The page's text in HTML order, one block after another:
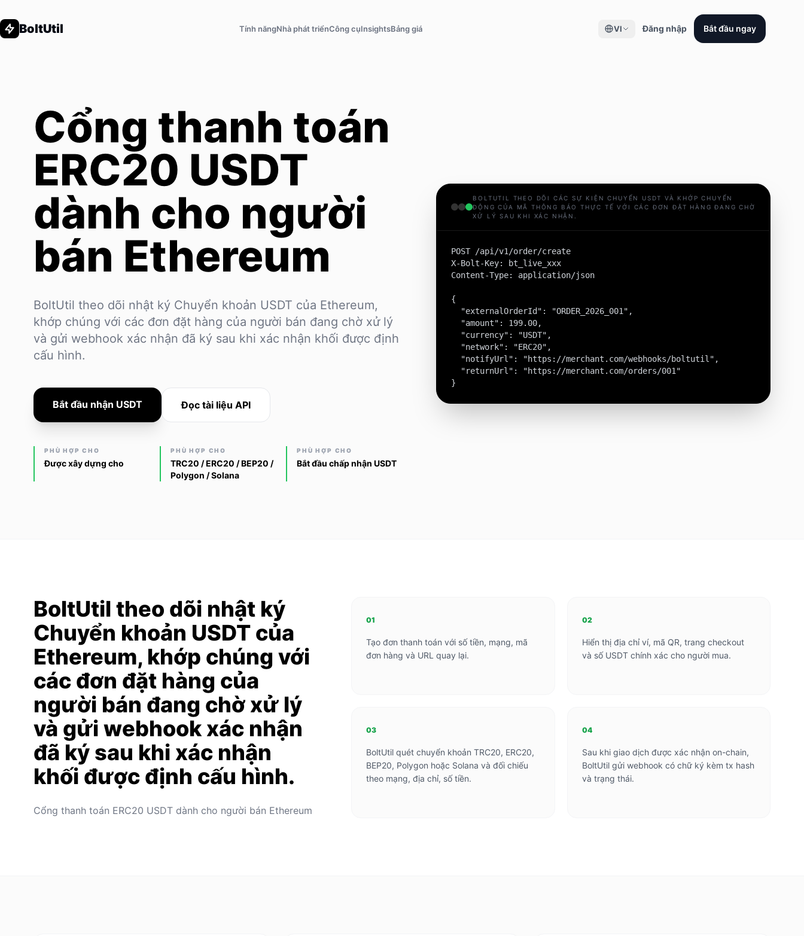
BoltUtil Tính năngNhà phát triểnCông cụInsightsBảng giá VI Đăng nhập Bắt đầu ngay
Cổng thanh toán
ERC20 USDT
dành cho người
bán Ethereum
BoltUtil theo dõi nhật ký Chuyển khoản USDT của Ethereum,
khớp chúng với các đơn đặt hàng của người bán đang chờ xử lý
và gửi webhook xác nhận đã ký sau khi xác nhận khối được định
cấu hình.
Bắt đầu nhận USDT Đọc tài liệu API
PHÙ HỢP CHO
Được xây dựng cho
PHÙ HỢP CHO
TRC20 / ERC20 / BEP20 /
Polygon / Solana
PHÙ HỢP CHO
Bắt đầu chấp nhận USDT
BOLTUTIL THEO DÕI CÁC SỰ KIỆN CHUYỂN USDT VÀ KHỚP CHUYỂN
ĐỘNG CỦA MÃ THÔNG BÁO THỰC TẾ VỚI CÁC ĐƠN ĐẶT HÀNG ĐANG CHỜ
XỬ LÝ SAU KHI XÁC NHẬN.
POST /api/v1/order/create
X-Bolt-Key: bt_live_xxx
Content-Type: application/json
{
  "externalOrderId": "ORDER_2026_001",
  "amount": 199.00,
  "currency": "USDT",
  "network": "ERC20",
  "notifyUrl": "https://merchant.com/webhooks/boltutil",
  "returnUrl": "https://merchant.com/orders/001"
}
BoltUtil theo dõi nhật ký
Chuyển khoản USDT của
Ethereum, khớp chúng với
các đơn đặt hàng của
người bán đang chờ xử lý
và gửi webhook xác nhận
đã ký sau khi xác nhận
khối được định cấu hình.
Cổng thanh toán ERC20 USDT dành cho người bán Ethereum
01
Tạo đơn thanh toán với số tiền, mạng, mã
đơn hàng và URL quay lại.
02
Hiển thị địa chỉ ví, mã QR, trang checkout
và số USDT chính xác cho người mua.
03
BoltUtil quét chuyển khoản TRC20, ERC20,
BEP20, Polygon hoặc Solana và đối chiếu
theo mạng, địa chỉ, số tiền.
04
Sau khi giao dịch được xác nhận on-chain,
BoltUtil gửi webhook có chữ ký kèm tx hash
và trạng thái.